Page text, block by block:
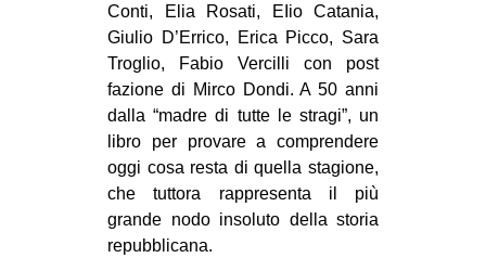
AMBIENTE
ANTIFASCISMO
DIRITTO ALL’ABITARE
MIGRAZIONI
PRECARIATO
REPRESSIONE
Conti, Elia Rosati, EIio Catania,
Giulio D’Errico, Erica Picco, Sara
Troglio, Fabio Vercilli con post
fazione di Mirco Dondi. A 50 anni
dalla “madre di tutte le stragi”, un
libro per provare a comprendere
oggi cosa resta di quella stagione,
che tuttora rappresenta il più
grande nodo insoluto della storia
repubblicana.